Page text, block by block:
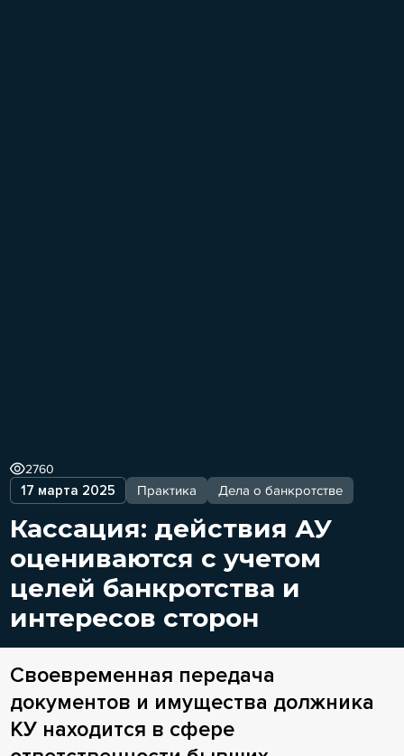
17 марта 2025 Практика Дела о банкротстве
2760
Кассация: действия АУ
оцениваются с учетом
целей банкротства и
интересов сторон
Своевременная передача
документов и имущества должника
КУ находится в сфере